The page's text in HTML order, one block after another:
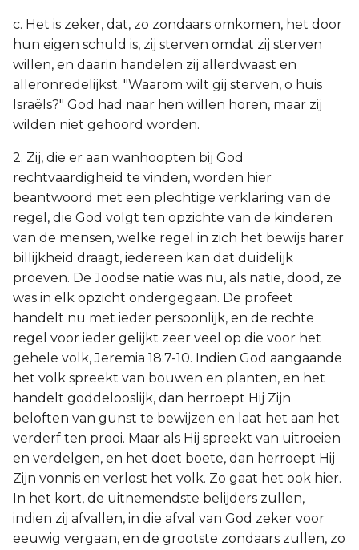
c. Het is zeker, dat, zo zondaars omkomen, het door
hun eigen schuld is, zij sterven omdat zij sterven
willen, en daarin handelen zij allerdwaast en
alleronredelijkst. "Waarom wilt gij sterven, o huis
Israëls?" God had naar hen willen horen, maar zij
wilden niet gehoord worden.
2. Zij, die er aan wanhoopten bij God
rechtvaardigheid te vinden, worden hier
beantwoord met een plechtige verklaring van de
regel, die God volgt ten opzichte van de kinderen
van de mensen, welke regel in zich het bewijs harer
billijkheid draagt, iedereen kan dat duidelijk
proeven. De Joodse natie was nu, als natie, dood, ze
was in elk opzicht ondergegaan. De profeet
handelt nu met ieder persoonlijk, en de rechte
regel voor ieder gelijkt zeer veel op die voor het
gehele volk, Jeremia 18:7-10. Indien God aangaande
het volk spreekt van bouwen en planten, en het
handelt goddelooslijk, dan herroept Hij Zijn
beloften van gunst te bewijzen en laat het aan het
verderf ten prooi. Maar als Hij spreekt van uitroeien
en verdelgen, en het doet boete, dan herroept Hij
Zijn vonnis en verlost het volk. Zo gaat het ook hier.
In het kort, de uitnemendste belijders zullen,
indien zij afvallen, in die afval van God zeker voor
eeuwig vergaan, en de grootste zondaars zullen, zo